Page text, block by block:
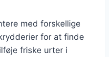
med forskellige
for at finde
friske urter i